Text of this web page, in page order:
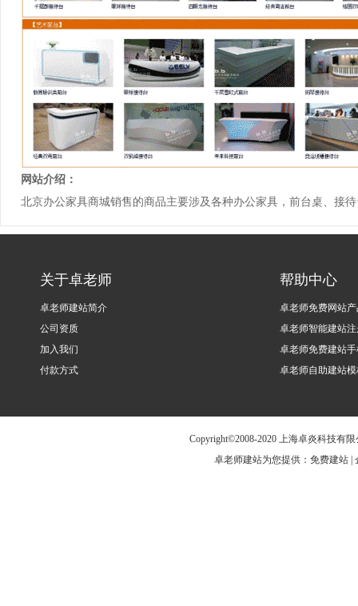
网站介绍：
北京办公家具商城销售的商品主要涉及各种办公家具，前台桌、接
关于卓老师
卓老师建站简介
公司资质
加入我们
付款方式
帮助中心
卓老师免费网站
卓老师智能建站
卓老师免费建站
卓老师自助建站
Copyright©2008-2020 上海卓炎科技有
卓老师建站为您提供：免费建站 |